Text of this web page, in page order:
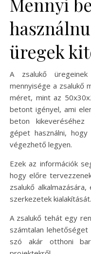
üregek
A zsalukő
mennyisége a zsalukő
méret, mint az
betont igényel, ami
beton kikeveréséhez
gépet használni,
végezhető legyen.
Ezek az információk
hogy előre
zsalukő
szerkezetek kialakítását.
A zsalukő tehát egy
számtalan
szó akár otthoni